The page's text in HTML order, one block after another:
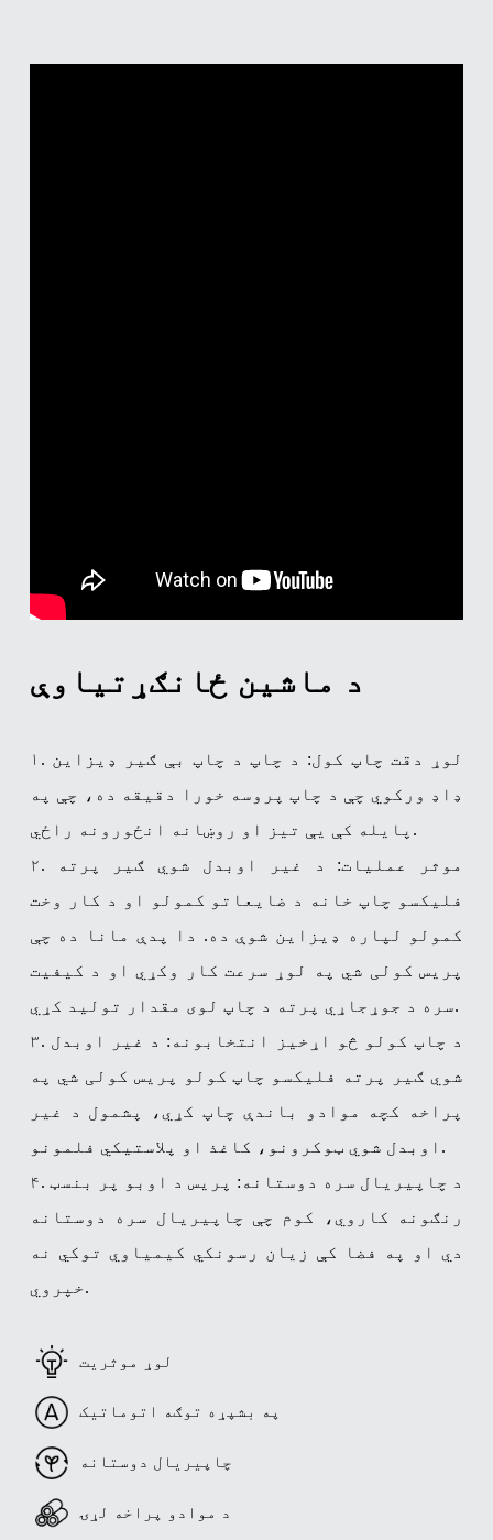
د ماشین ځانګړتیاوې
۱. لوړ دقت چاپ کول: د چاپ د چاپ بې ګیر ډیزاین
ډاډ ورکوي چې د چاپ پروسه خورا دقیقه ده، چې په
پایله کې یې تیز او روښانه انځورونه راځي.
۲. موثر عملیات: د غیر اوبدل شوي ګیر پرته
فلیکسو چاپ خانه د ضایعاتو کمولو او د کار وخت
کمولو لپاره ډیزاین شوې ده. دا پدې مانا ده چې
پریس کولی شي په لوړ سرعت کار وکړي او د کیفیت
سره د جوړجاړي پرته د چاپ لوی مقدار تولید کړي.
۳. د چاپ کولو څو اړخیز انتخابونه: د غیر اوبدل
شوي ګیر پرته فلیکسو چاپ کولو پریس کولی شي په
پراخه کچه موادو باندې چاپ کړي، پشمول د غیر
اوبدل شوي ټوکرونو، کاغذ او پلاستيکي فلمونو.
۴. د چاپیریال سره دوستانه: پریس د اوبو پر بنسټ
رنګونه کاروي، کوم چې چاپیریال سره دوستانه
دي او په فضا کې زیان رسونکي کیمیاوي توکي نه
خپروي.
لوړ موثریت
په بشپړه توګه اتوماتیک
چاپیریال دوستانه
د موادو پراخه لړۍ